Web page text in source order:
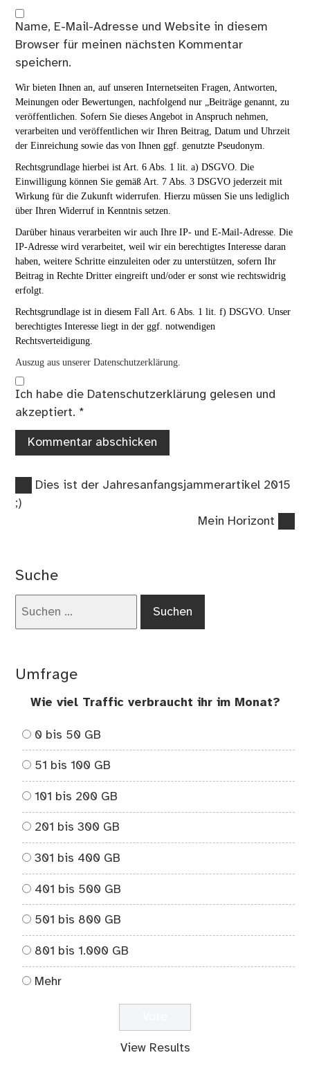
Name, E-Mail-Adresse und Website in diesem
Browser für meinen nächsten Kommentar
speichern.
Wir bieten Ihnen an, auf unseren Internetseiten Fragen, Antworten,
Meinungen oder Bewertungen, nachfolgend nur „Beiträge genannt, zu
veröffentlichen. Sofern Sie dieses Angebot in Anspruch nehmen,
verarbeiten und veröffentlichen wir Ihren Beitrag, Datum und Uhrzeit
der Einreichung sowie das von Ihnen ggf. genutzte Pseudonym.
Rechtsgrundlage hierbei ist Art. 6 Abs. 1 lit. a) DSGVO. Die
Einwilligung können Sie gemäß Art. 7 Abs. 3 DSGVO jederzeit mit
Wirkung für die Zukunft widerrufen. Hierzu müssen Sie uns lediglich
über Ihren Widerruf in Kenntnis setzen.
Darüber hinaus verarbeiten wir auch Ihre IP- und E-Mail-Adresse. Die
IP-Adresse wird verarbeitet, weil wir ein berechtigtes Interesse daran
haben, weitere Schritte einzuleiten oder zu unterstützen, sofern Ihr
Beitrag in Rechte Dritter eingreift und/oder er sonst wie rechtswidrig
erfolgt.
Rechtsgrundlage ist in diesem Fall Art. 6 Abs. 1 lit. f) DSGVO. Unser
berechtigtes Interesse liegt in der ggf. notwendigen
Rechtsverteidigung.
Auszug aus unserer Datenschutzerklärung.
Ich habe die Datenschutzerklärung gelesen und
akzeptiert. *
Beitragsnavigation
Vorheriger
Beitrag:
Dies ist der Jahresanfangsjammerartikel 2015
;)
Nächster
Mein Horizont
Suche
Umfrage
Wie viel Traffic verbraucht ihr im Monat?
0 bis 50 GB
51 bis 100 GB
101 bis 200 GB
201 bis 300 GB
301 bis 400 GB
401 bis 500 GB
501 bis 800 GB
801 bis 1.000 GB
Mehr
View Results